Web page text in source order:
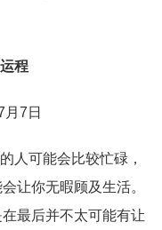
程
7日
可能会比较忙碌，
让你无暇顾及生活。
最后并不太可能有让